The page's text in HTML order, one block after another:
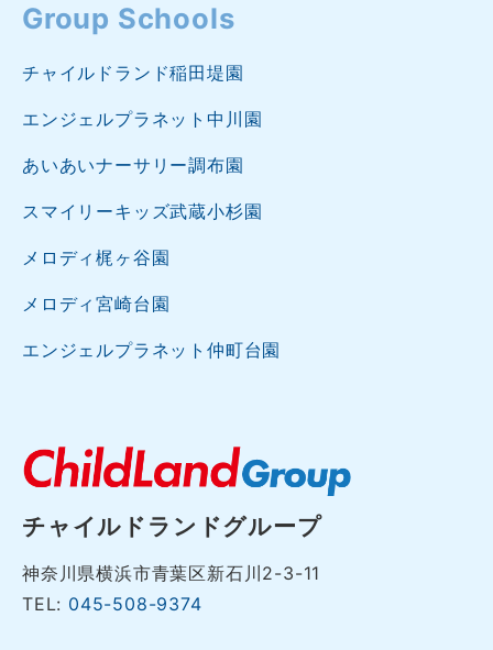
Group Schools
チャイルドランド稲田堤園
エンジェルプラネット中川園
あいあいナーサリー調布園
スマイリーキッズ武蔵小杉園
メロディ梶ヶ谷園
メロディ宮崎台園
エンジェルプラネット仲町台園
チャイルドランドグループ
神奈川県横浜市青葉区新石川2-3-11
TEL: 045-508-9374